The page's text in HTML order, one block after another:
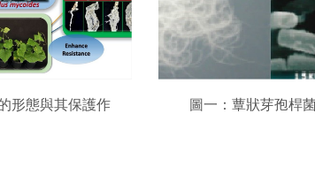
形態與其保護作
圖一：蕈狀芽孢桿